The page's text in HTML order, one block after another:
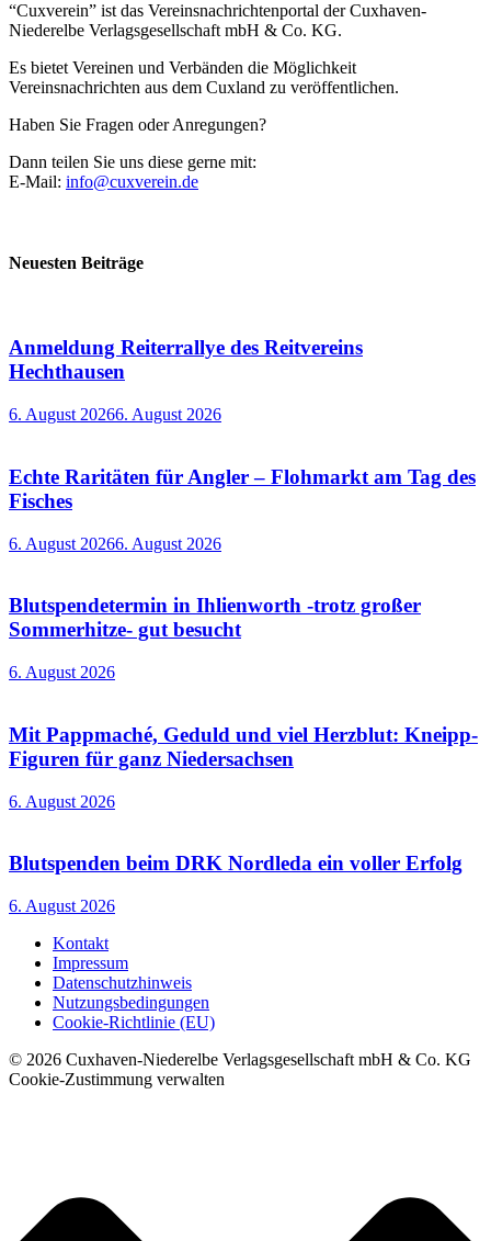
“Cuxverein” ist das Vereinsnachrichtenportal der Cuxhaven-
Niederelbe Verlagsgesellschaft mbH & Co. KG.
Es bietet Vereinen und Verbänden die Möglichkeit
Vereinsnachrichten aus dem Cuxland zu veröffentlichen.
Haben Sie Fragen oder Anregungen?
Dann teilen Sie uns diese gerne mit:
E-Mail: info@cuxverein.de
Neuesten Beiträge
Anmeldung Reiterrallye des Reitvereins
Hechthausen
6. August 20266. August 2026
Echte Raritäten für Angler – Flohmarkt am Tag des
Fisches
6. August 20266. August 2026
Blutspendetermin in Ihlienworth -trotz großer
Sommerhitze- gut besucht
6. August 2026
Mit Pappmaché, Geduld und viel Herzblut: Kneipp-
Figuren für ganz Niedersachsen
6. August 2026
Blutspenden beim DRK Nordleda ein voller Erfolg
6. August 2026
Kontakt
Impressum
Datenschutzhinweis
Nutzungsbedingungen
Cookie-Richtlinie (EU)
© 2026 Cuxhaven-Niederelbe Verlagsgesellschaft mbH & Co. KG
Cookie-Zustimmung verwalten